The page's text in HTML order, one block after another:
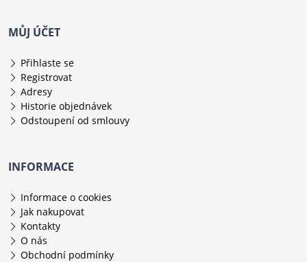
MŮJ ÚČET
Přihlaste se
Registrovat
Adresy
Historie objednávek
Odstoupení od smlouvy
INFORMACE
Informace o cookies
Jak nakupovat
Kontakty
O nás
Obchodní podmínky